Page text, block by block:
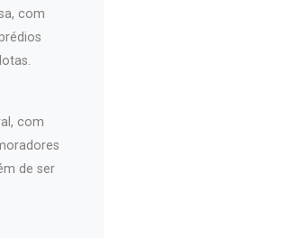
com
com
de ser